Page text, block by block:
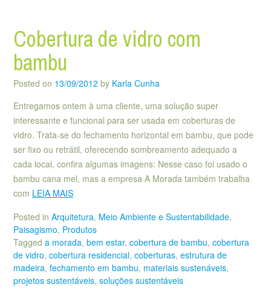
Cobertura de vidro com
bambu
Posted on 13/09/2012 by Karla Cunha
Entregamos ontem à uma cliente, uma solução super
interessante e funcional para ser usada em coberturas de
vidro. Trata-se do fechamento horizontal em bambu, que pode
ser fixo ou retrátil, oferecendo sombreamento adequado a
cada local, confira algumas imagens: Nesse caso foi usado o
bambu cana mel, mas a empresa A Morada também trabalha
com LEIA MAIS
Posted in Arquitetura, Meio Ambiente e Sustentabilidade,
Paisagismo, Produtos
Tagged a morada, bem estar, cobertura de bambu, cobertura
de vidro, cobertura residencial, coberturas, estrutura de
madeira, fechamento em bambu, materiais sustenáveis,
projetos sustentáveis, soluções sustentáveis